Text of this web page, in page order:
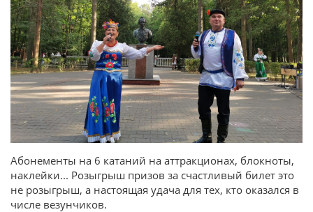
Абонементы на 6 катаний на аттракционах, блокноты,
наклейки... Розыгрыш призов за счастливый билет это
не розыгрыш, а настоящая удача для тех, кто оказался в
числе везунчиков.